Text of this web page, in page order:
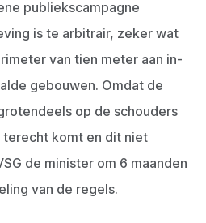
publiekscampagne
is te arbitrair, zeker wat
van tien meter aan in-
gebouwen. Omdat de
op de schouders
komt en dit niet
de minister om 6 maanden
van de regels.